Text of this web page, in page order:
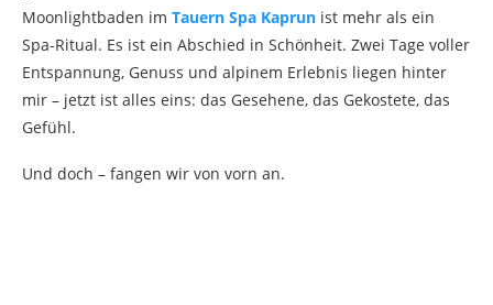
Moonlightbaden im Tauern Spa Kaprun ist mehr als ein
Spa-Ritual. Es ist ein Abschied in Schönheit. Zwei Tage voller
Entspannung, Genuss und alpinem Erlebnis liegen hinter
mir – jetzt ist alles eins: das Gesehene, das Gekostete, das
Gefühl.
Und doch – fangen wir von vorn an.